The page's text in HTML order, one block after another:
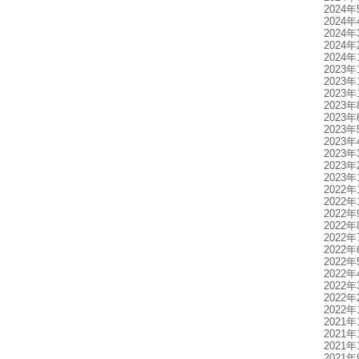
2024年
2024年
2024年
2024年
2024年
2023年
2023年
2023年
2023年
2023年
2023年
2023年
2023年
2023年
2023年
2022年
2022年
2022年
2022年
2022年
2022年
2022年
2022年
2022年
2022年
2022年
2021年
2021年
2021年